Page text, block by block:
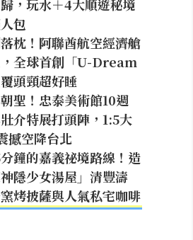
，玩水＋4大順遊秘境
包
枕！阿聯酋航空經濟艙
全球首創「U-Dream
頭頸超好睡
聖！忠泰美術館10週
介特展打頭陣，1:5大
撼空降台北
鐘的嘉義祕境路線！造
隱少女湯屋」清豐濤
烤披薩與人氣私宅咖啡